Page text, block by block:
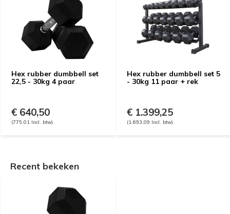
Hex rubber dumbbell set
22,5 - 30kg 4 paar
€ 640,50
(775,01 Incl. btw)
Hex rubber dumbbell set 5
- 30kg 11 paar + rek
€ 1.399,25
(1.693,09 Incl. btw)
Recent bekeken